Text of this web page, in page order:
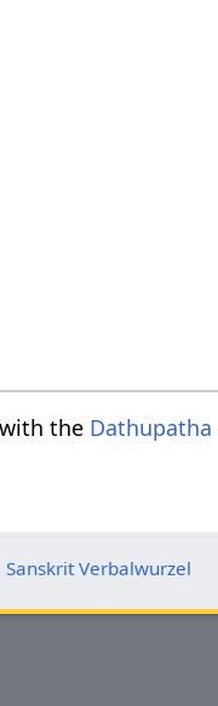
the Dathupatha
Sanskrit Verbalwurzel